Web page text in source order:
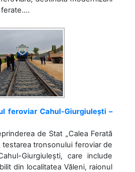
feroviar Cahul-Giurgiulești –
de Stat „Calea Ferată
tronsonului feroviar de
Giurgiulești, care include
din localitatea Văleni, raionul